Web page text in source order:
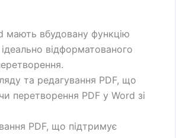
мають вбудовану функцію
відформатованого
та редагування PDF, що
перетворення PDF у Word зі
PDF, що підтримує